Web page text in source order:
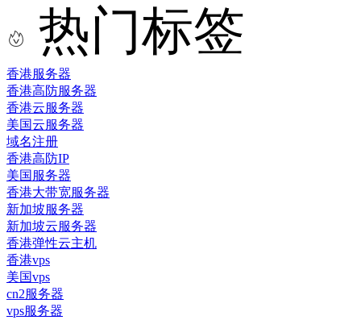
热门标签
香港服务器
香港高防服务器
香港云服务器
美国云服务器
域名注册
香港高防IP
美国服务器
香港大带宽服务器
新加坡服务器
新加坡云服务器
香港弹性云主机
香港vps
美国vps
cn2服务器
vps服务器